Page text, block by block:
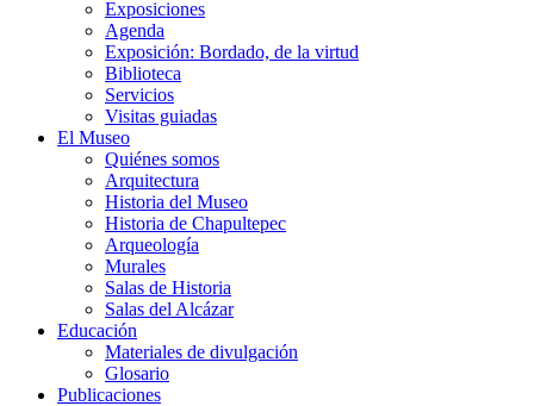
Exposiciones
Agenda
Exposición: Bordado, de la virtud
Biblioteca
Servicios
Visitas guiadas
El Museo
Quiénes somos
Arquitectura
Historia del Museo
Historia de Chapultepec
Arqueología
Murales
Salas de Historia
Salas del Alcázar
Educación
Materiales de divulgación
Glosario
Publicaciones